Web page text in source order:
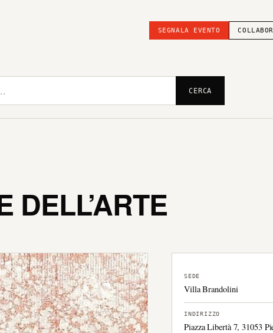
SEGNALA EVENTO
CERCA
DELL’ARTE
SEDE
Villa Brandolini
INDIRIZZO
Piazza Libertà 7, 31053